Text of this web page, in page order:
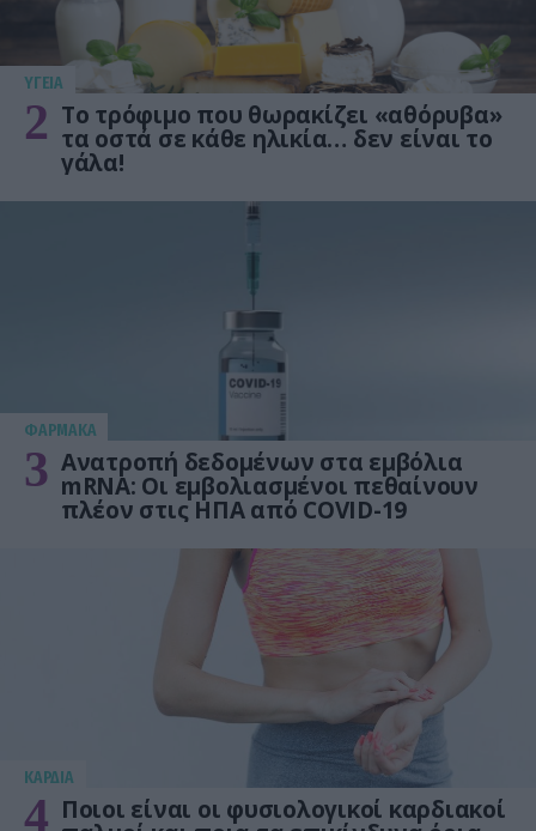
ΥΓΕΙΑ
2 Το τρόφιμο που θωρακίζει «αθόρυβα»
τα οστά σε κάθε ηλικία… δεν είναι το
γάλα!
ΦΑΡΜΑΚΑ
3 Ανατροπή δεδομένων στα εμβόλια
mRNA: Οι εμβολιασμένοι πεθαίνουν
πλέον στις ΗΠΑ από COVID-19
KΑΡΔΙΑ
4 Ποιοι είναι οι φυσιολογικοί καρδιακοί